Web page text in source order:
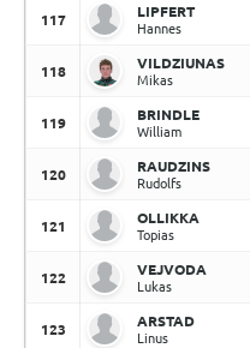
117
LIPFERT
Hannes
118
VILDZIUNAS
Mikas
119
BRINDLE
William
120
RAUDZINS
Rudolfs
121
OLLIKKA
Topias
122
VEJVODA
Lukas
123
ARSTAD
Linus